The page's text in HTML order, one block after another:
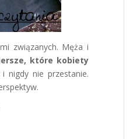
związanych. Męża i
które kobiety
nigdy nie przestanie.